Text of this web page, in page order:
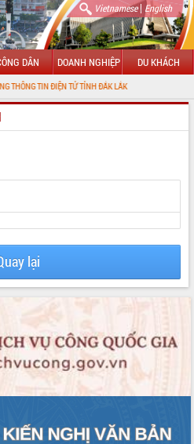
Vietnamese| English
DÂN DOANH NGHIỆP DU KHÁCH
ĐIỆN TỬ TỈNH ĐẮK LẮK
lại